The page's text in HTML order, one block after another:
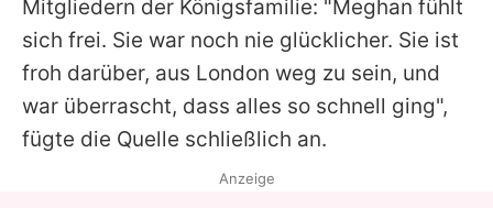
Mitgliedern der Königsfamilie: "Meghan fühlt
sich frei. Sie war noch nie glücklicher. Sie ist
froh darüber, aus London weg zu sein, und
war überrascht, dass alles so schnell ging",
fügte die Quelle schließlich an.
Anzeige